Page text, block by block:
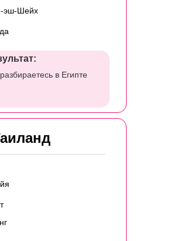
эш-Шейх
в Египте